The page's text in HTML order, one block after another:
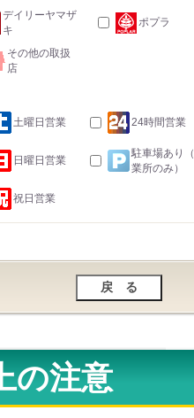
デイリーヤマザ
キ
ポプラ
その他の取扱
店
土曜日営業 24時間営業
日曜日営業
駐車場あり
業所のみ）
祝日営業
の注意